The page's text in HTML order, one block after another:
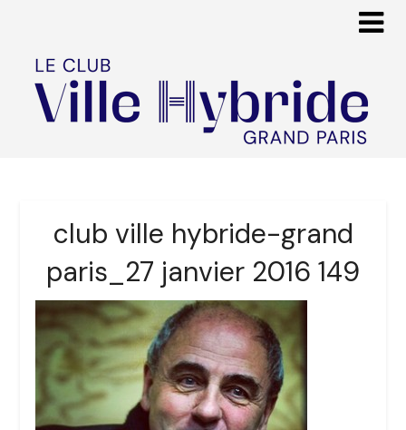
club ville hybride-grand
paris_27 janvier 2016 149